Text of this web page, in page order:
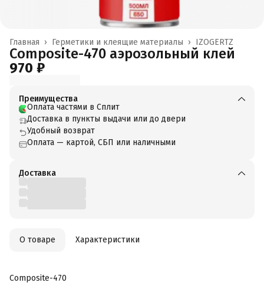
IZOGERTZ
Герметики и клеящие материалы ›
Главная ›
Composite-470 аэрозольный клей
970 ₽
Преимущества
Оплата частями в Сплит
Доставка в пункты выдачи или до двери
Удобный возврат
Оплата — картой, СБП или наличными
Доставка
О товаре Характеристики
Composite-470